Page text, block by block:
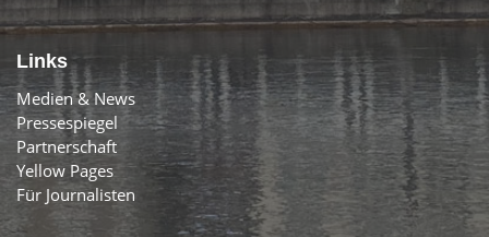
Links
Medien & News
Pressespiegel
Partnerschaft
Yellow Pages
Für Journalisten